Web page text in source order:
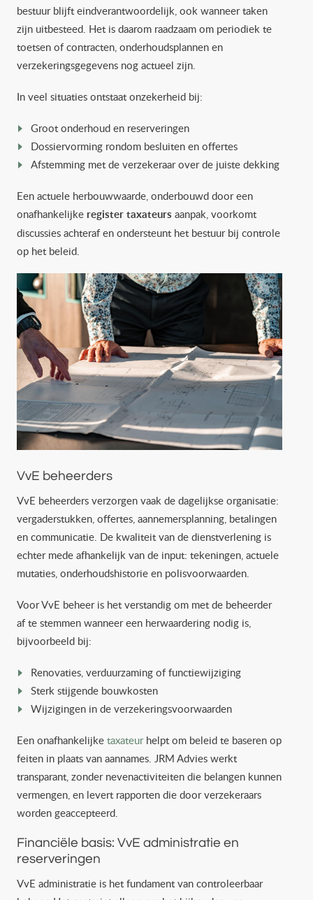
bestuur blijft eindverantwoordelijk, ook wanneer taken
zijn uitbesteed. Het is daarom raadzaam om periodiek te
toetsen of contracten, onderhoudsplannen en
verzekeringsgegevens nog actueel zijn.
In veel situaties ontstaat onzekerheid bij:
Groot onderhoud en reserveringen
Dossiervorming rondom besluiten en offertes
Afstemming met de verzekeraar over de juiste dekking
Een actuele herbouwwaarde, onderbouwd door een
onafhankelijke register taxateurs aanpak, voorkomt
discussies achteraf en ondersteunt het bestuur bij controle
op het beleid.
VvE beheerders
VvE beheerders verzorgen vaak de dagelijkse organisatie:
vergaderstukken, offertes, aannemersplanning, betalingen
en communicatie. De kwaliteit van de dienstverlening is
echter mede afhankelijk van de input: tekeningen, actuele
mutaties, onderhoudshistorie en polisvoorwaarden.
Voor VvE beheer is het verstandig om met de beheerder
af te stemmen wanneer een herwaardering nodig is,
bijvoorbeeld bij:
Renovaties, verduurzaming of functiewijziging
Sterk stijgende bouwkosten
Wijzigingen in de verzekeringsvoorwaarden
Een onafhankelijke taxateurhelpt om beleid te baseren op
feiten in plaats van aannames. JRM Advies werkt
transparant, zonder nevenactiviteiten die belangen kunnen
vermengen, en levert rapporten die door verzekeraars
worden geaccepteerd.
Financiële basis: VvE administratie en
reserveringen
VvE administratie is het fundament van controleerbaar